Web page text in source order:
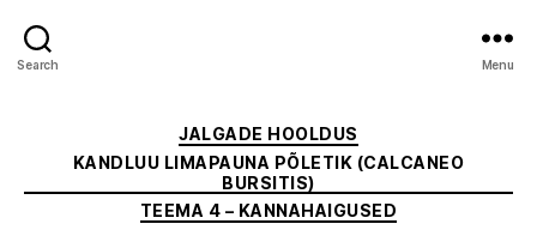
Search Menu
Categories
JALGADE HOOLDUS
KANDLUU LIMAPAUNA PÕLETIK (CALCANEO
BURSITIS)
TEEMA 4 – KANNAHAIGUSED